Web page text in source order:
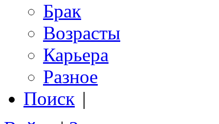
Брак
Возрасты
Карьера
Разное
Поиск |